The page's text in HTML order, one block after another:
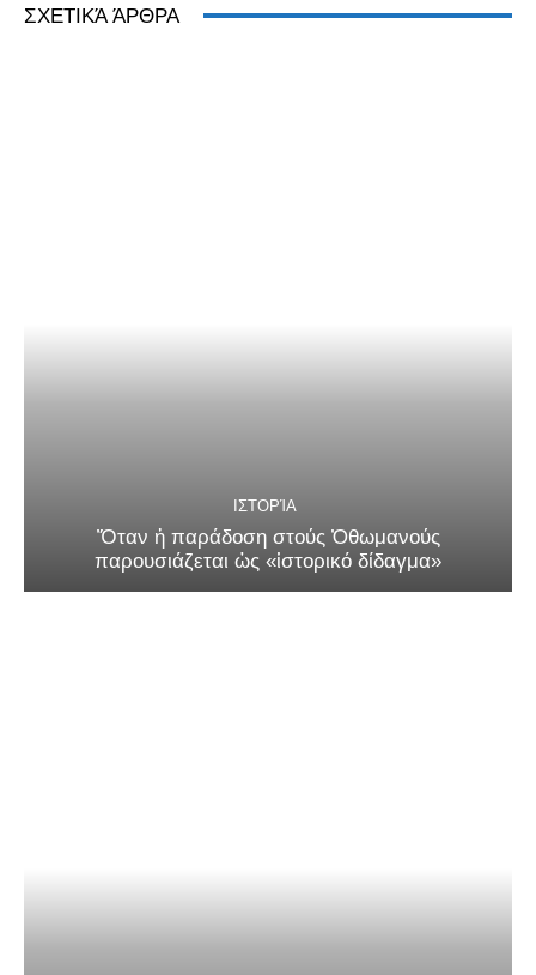
ΣΧΕΤΙΚΆ ΆΡΘΡΑ
ΙΣΤΟΡΊΑ
Ὅταν ἡ παράδοση στούς Ὀθωμανούς
παρουσιάζεται ὡς «ἱστορικό δίδαγμα»